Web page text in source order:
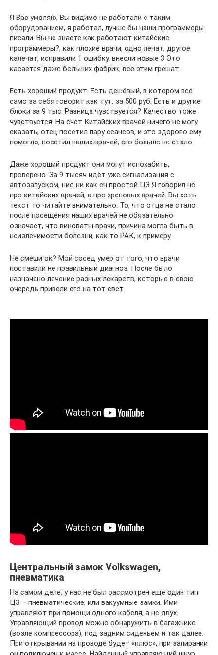
Я Вас умоляю, Вы видимо не работали с таким
оборудованием, я работал, лучше бы наши программеры
писали. Вы не знаете как работают китайские
программеры?, как плохие врачи, одно лечат, другое
калечат, исправили 1 ошибку, внесли новые 3 Это
касается даже больших фабрик, все этим грешат.
Есть хороший продукт. Есть дешёвый, в котором все
само за себя говорит как тут. за 500 руб. Есть и другие
блоки за 9 тыс. Разница чувствуется? Качество тоже
чувствуется. На счет Китайских врачей ничего не могу
сказать, отец посетил пару сеансов, и это здорово ему
помогло, посетил наших врачей, его больше не стало.
Даже хороший продукт они могут испохабить,
проверено. За 9 тысяч идёт уже сигнализация с
автозапуском, нио ни как ен простой ЦЗ Я говорил не
про китайских врачей, а про хреновых врачей. Вы хоть
текст то читайте внимательно. То, что отца не стало
после посещения наших врачей не обязательно
означает, что виноваты врачи, причина могла быть в
неизлечимости болезни, как то РАК, к примеру.
Не смеши ок? Мой сосед умер от того, что врачи
поставили не правильный диагноз. После было
назначено лечение разных лекарств, которые в свою
очередь привели его на тот свет.
Центральный замок Volkswagen,
пневматика
На самом деле, у нас не был рассмотрен ещё один тип
ЦЗ – пневматические, или вакуумные замки. Ими
управляют при помощи одного кабеля, а не двух.
Управляющий провод можно обнаружить в багажнике
(возле компрессора), под задним сиденьем и так далее.
При открывании на проводе будет «плюс», при запирании